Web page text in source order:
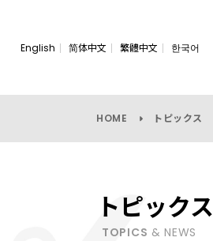
English 简体中文 繁體中文 한국어
HOME トピックス
トピックス
TOPICS & NEWS